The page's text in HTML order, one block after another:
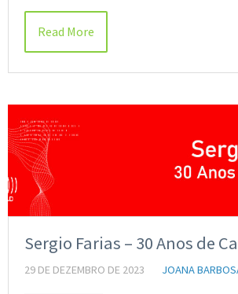
Read More
Sergio Farias – 30 Anos de
29 DE DEZEMBRO DE 2023 JOANA